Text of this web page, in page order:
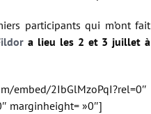
participants qui m’ont fait
a lieu les 2 et 3 juillet à
embed/2IbGlMzoPqI?rel=0″
marginheight= »0″]